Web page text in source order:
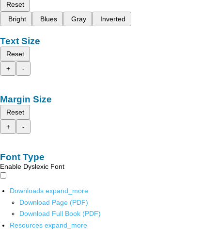
Reset
Bright
Blues Gray Inverted
Text Size
Reset
+
-
Margin Size
Reset
+
-
Font Type
Enable Dyslexic Font
Downloads expand_more
Download Page (PDF)
Download Full Book (PDF)
Resources expand_more